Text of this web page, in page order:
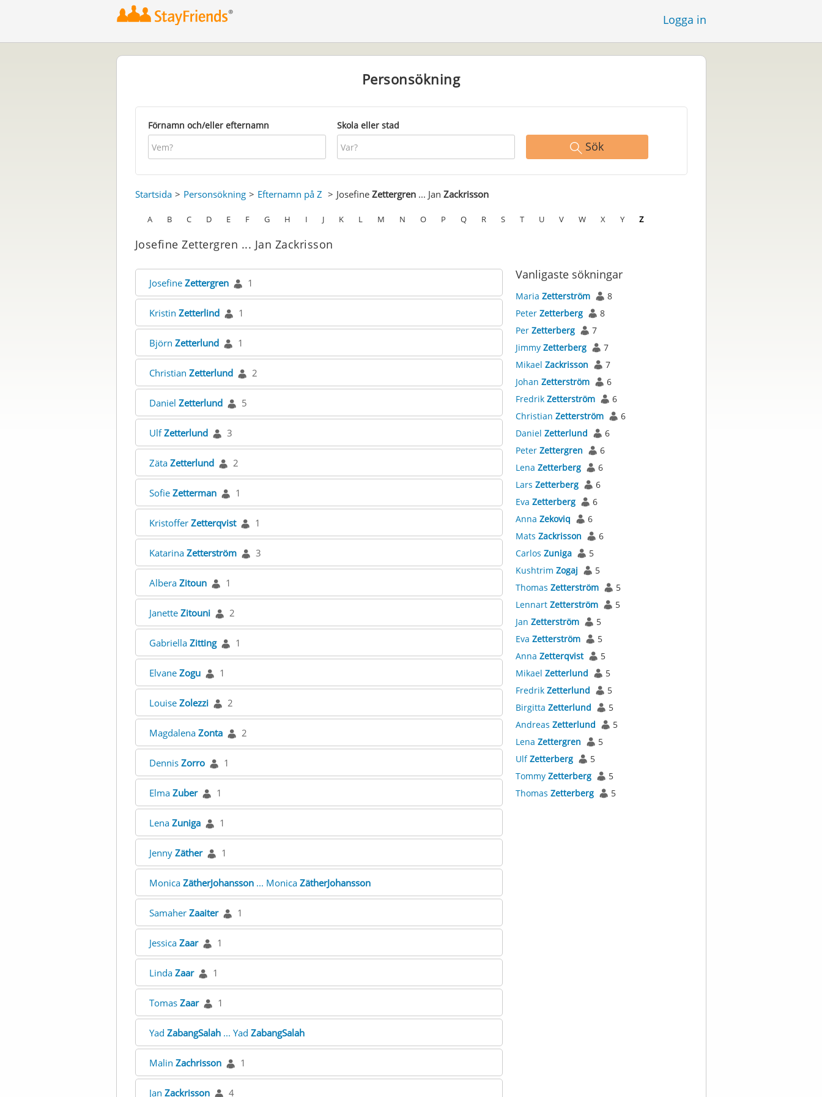
Logga in
Personsökning
Förnamn och/eller efternamn Skola eller stad
Sök
Startsida Personsökning Efternamn på Z Josefine Zettergren... Jan Zackrisson
A B C D E F G H I J K L M N O P Q R S T U V W X Y Z
Josefine Zettergren ... Jan Zackrisson
Josefine Zettergren 1
Kristin Zetterlind 1
Björn Zetterlund 1
Christian Zetterlund 2
Daniel Zetterlund 5
UlfZetterlund 3
Zäta Zetterlund 2
Sofie Zetterman 1
Kristoffer Zetterqvist 1
Katarina Zetterström 3
Albera Zitoun 1
Janette Zitouni 2
Gabriella Zitting 1
Elvane Zogu 1
Louise Zolezzi 2
Magdalena Zonta 2
Dennis Zorro 1
Elma Zuber 1
Lena Zuniga 1
Jenny Zäther 1
Monica ZätherJohansson... Monica ZätherJohansson
Samaher Zaaiter 1
Jessica Zaar 1
Linda Zaar 1
Tomas Zaar 1
Yad ZabangSalah... Yad ZabangSalah
Malin Zachrisson 1
Jan Zackrisson 4
Vanligaste sökningar
Maria Zetterström
8
Peter Zetterberg
8
Per Zetterberg
7
Jimmy Zetterberg
7
Mikael Zackrisson
7
Johan Zetterström
6
Fredrik Zetterström
6
Christian Zetterström
6
Daniel Zetterlund
6
Peter Zettergren
6
Lena Zetterberg
6
Lars Zetterberg
6
Eva Zetterberg
6
Anna Zekoviq
6
Mats Zackrisson
6
Carlos Zuniga
5
Kushtrim Zogaj
5
Thomas Zetterström
5
Lennart Zetterström
5
Jan Zetterström
5
Eva Zetterström
5
Anna Zetterqvist
5
Mikael Zetterlund
5
Fredrik Zetterlund
5
Birgitta Zetterlund
5
Andreas Zetterlund
5
Lena Zettergren
5
UlfZetterberg
5
Tommy Zetterberg
5
Thomas Zetterberg 5